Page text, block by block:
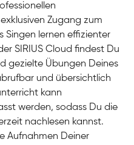
Zugang zum
Singen lernen effizienter
SIRIUS Cloud findest Du
gezielte Übungen Deines
und übersichtlich
kann
werden, sodass Du die
nachlesen kannst.
Aufnahmen Deiner